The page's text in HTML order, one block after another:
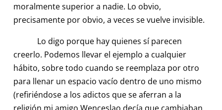
moralmente superior a nadie. Lo obvio,
precisamente por obvio, a veces se vuelve invisible.
Lo digo porque hay quienes sí parecen
creerlo. Podemos llevar el ejemplo a cualquier
hábito, sobre todo cuando se reemplaza por otro
para llenar un espacio vacío dentro de uno mismo
(refiriéndose a los adictos que se aferran a la